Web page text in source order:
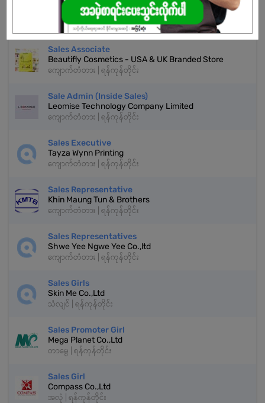
နောက်ထပ်အလားတူအလုပ်များ
Sales Associate
Beautifly Cosmetics - USA & UK Branded Store
ကျောက်တံတား | ရန်ကုန်တိုင်း
Sale Admin (Inside Sales)
Leomise Technology Company Limited
ကျောက်တံတား | ရန်ကုန်တိုင်း
Sales Executive
Tayza Wynn Printing
ကျောက်တံတား | ရန်ကုန်တိုင်း
Sales Representative
Khin Maung Tun & Brothers
ကျောက်တံတား | ရန်ကုန်တိုင်း
Sales Representatives
Shwe Yee Ngwe Yee Co.,ltd
ကျောက်တံတား | ရန်ကုန်တိုင်း
Sales Girls
Skin Me Co.,Ltd
သံလျင် | ရန်ကုန်တိုင်း
Sales Promoter Girl
Mega Planet Co.,Ltd
တာမွေ | ရန်ကုန်တိုင်း
Sales Girl
Compass Co.,Ltd
အလုံ | ရန်ကုန်တိုင်း